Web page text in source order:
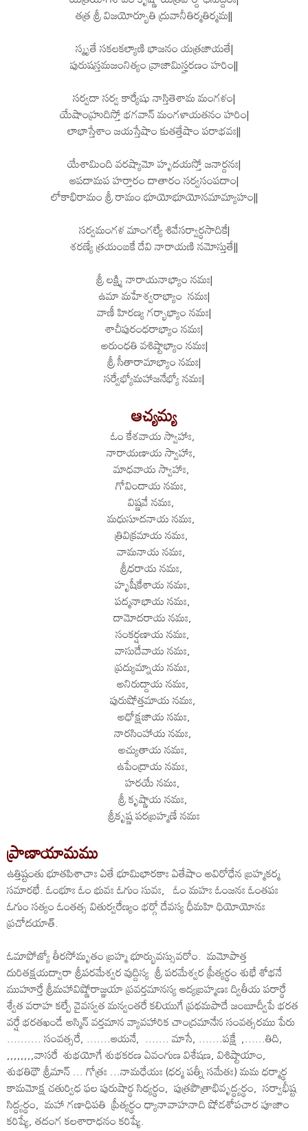
తత్ర శ్రీ విజయోర్భూతి ద్రువానీతిర్మతిర్మమ||
స్మృతే సకలకల్యాణి భాజనం యత్రజాయతే|
పురుషస్తమజంనిత్యం వ్రాజామిస్హరణం హరిం||
సర్వదా సర్వ కార్యేషు నాస్తితెశామ మంగళం|
యేషాంహ్రుదిస్తో భగవాన్ మంగళాయతనం హరిం|
లాభాస్తేశాం జయస్తేషాం కుతత్తేషాం పరాభవః||
యేశామింది వరష్యామో హృదయస్తో జనార్దనః|
ఆపదామప హర్తారం దాతారం సర్వసంపదాం|
లోకాభిరామం శ్రీ రామం భూయోభూయోనమామ్యాహం||
సర్వమంగళ మాంగల్యే శివేసర్వార్ధసాదికే|
శరణ్యే త్రయంబకే దేవి నారాయణి నమోస్తుతే||
శ్రీ లక్ష్మి నారాయనాభ్యాం నమః|
ఉమా మహేశ్వరాభ్యాం నమః|
వాణీ హిరణ్య గర్భాభ్యాం నమః|
శాచీపురంధరాభ్యాం నమః|
అరుంధతి వశిష్టాభ్యాం నమః|
శ్రీ సీతారామాభ్యాం నమః|
సర్వేభ్యోమహాజనేభ్యో నమః|
ఆచ్యమ్య
ఓం కేశవాయ స్వాహాః,
నారాయణాయ స్వాహాః,
మాధవాయ స్వాహాః,
గోవిందాయ నమః,
విష్ణవే నమః,
మధుసూదనాయ నమః,
త్రివిక్రమాయ నమః,
వామనాయ నమః,
శ్రీధరాయ నమః,
హృషీకేశాయ నమః,
పద్మనాభాయ నమః,
దామోదరాయ నమః,
సంకర్షణాయ నమః,
వాసుదేవాయ నమః,
ప్రద్యుమ్నాయ నమః,
అనిరుద్దాయ నమః,
పురుషోత్తమాయ నమః,
అధోక్షజాయ నమః,
నారసింహాయ నమః,
అచ్యుతాయ నమః,
ఉపేంద్రాయ నమః,
హరయే నమః,
శ్రీ కృష్ణాయ నమః,
శ్రీకృష్ణ పరబ్రహ్మణే నమః
ప్రాణాయామము
ఉత్తిష్టంతు భూతపిశాచాః ఏతే భూమిభారకాః ఏతేషాం అవిరోధేన బ్రహ్మకర్మ
సమారభే. ఓంభూః ఓం భువః ఓగుం సువః, ఓం మహః ఓంజనః ఓంతపః
ఓగుం సత్యం ఓంతత్స వితుర్వరేణ్యం భర్గో దేవస్య ధీమహి ధియోయోనః
ప్రచోదయాత్.
ఓమాపోజ్యో తీరసోమృతం బ్రహ్మ భూర్భువస్సువరోం. మమోపాత్త
దురితక్షయద్వారా శ్రీపరమేశ్వర వుద్దిస్య శ్రీ పరమేశ్వర ప్రీత్యర్థం శుభే శోభనే
ముహూర్తే శ్రీమహావిష్ణోరాజ్ఞయా ప్రవర్తమానస్య ఆద్యబ్రహ్మణః ద్వితీయ పరార్థే
శ్వేత వరాహ కల్పే వైవస్వత మన్వంతరే కలియుగే ప్రథమపాదే జంబూద్వీపే భరత
వర్షే భరతఖండే అస్మిన్ వర్తమాన వ్యావహారిక చాంద్రమానేన సంవత్సరము పేరు
.......... సంవత్సరే, .......ఆయనే, ....... మాసే, .......పక్షే ,......తిది,
,,,,,,,,వాసరే శుభయోగే శుభకరణ ఏవంగుణ విశేషణ, విశిష్టాయాం,
శుభతిథౌ శ్రీమాన్ ... గోత్రః ...నామధేయః (ధర్మ పత్నీ సమేతః) మమ ధర్మార్థ
కామమోక్ష చతుర్విధ ఫల పురుషార్థ సిధ్యర్థం, పుత్రపౌత్రాభివృద్ధ్యర్థం, సర్వాభీష్ట
సిద్ధ్యర్థం, మహా గణాధిపతి ప్రీత్యర్థం ధ్యానావాహనాది షోడశోపచార పూజాం
కరిష్యే, తదంగ కలశారాధనం కరిష్యే.